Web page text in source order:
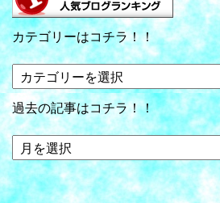
カテゴリーはコチラ！！
カ
テ
ゴ
リ
ー
は
コ
チ
過去の記事はコチラ！！
過
去
の
記